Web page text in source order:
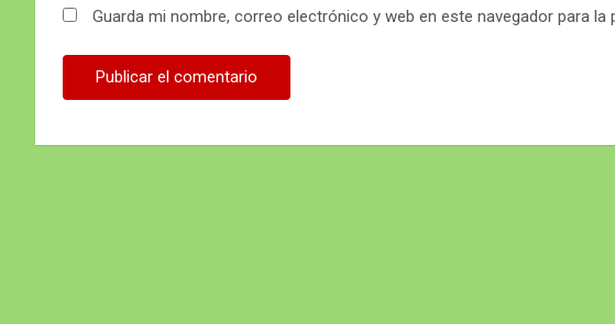
Guarda mi nombre, correo electrónico y web en este navegador para la